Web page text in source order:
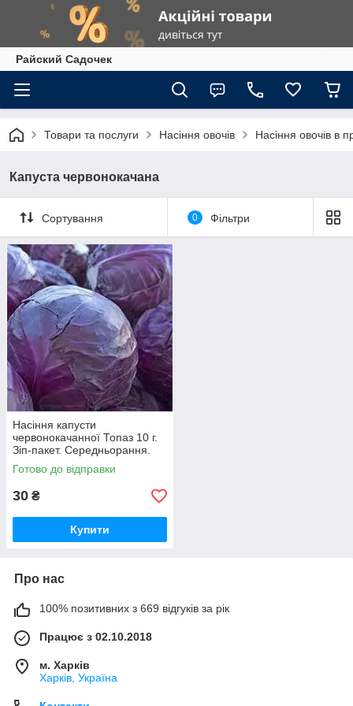
Райский Садочек
Товари та послуги Насіння овочів Насіння овочів в
Капуста червонокачана
Сортування 0 Фільтри
Насіння капусти
червонокачанної Топаз 10 г.
Зіп-пакет. Середньорання.
Готово до відправки
30 ₴
Купити
Про нас
100% позитивних з 669 відгуків за рік
Працює з 02.10.2018
м. Харків
Харків, Україна